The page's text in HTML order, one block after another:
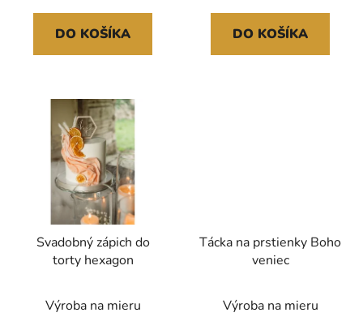
DO KOŠÍKA DO KOŠÍKA
Svadobný zápich do
torty hexagon
Výroba na mieru
Tácka na prstienky Boho
veniec
Výroba na mieru